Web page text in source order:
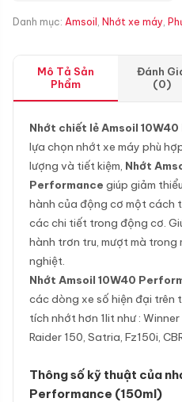
Danh mục: Amsoil , Nhớt xe máy,
Mô Tả Sản
Phẩm
Đánh
(0)
Nhớt chiết lẻ Amsoil
lựa chọn nhớt xe máy phù
lượng và tiết kiệm, Nhớt
Performance giúp giảm
hành của động cơ một cách
các chi tiết trong động cơ.
hành trơn tru, mượt mà trong
nghiệt.
Nhớt Amsoil 10W40
các dòng xe số hiện đại trên
tích nhớt hơn 1lit như :
Raider 150, Satria, Fz150i,
Thông số kỹ thuật của
Performance (150ml)